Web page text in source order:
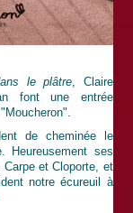
le plâtre , Claire
font une entrée
de cheminée le
Heureusement ses
et Cloporte, et
notre écureuil à